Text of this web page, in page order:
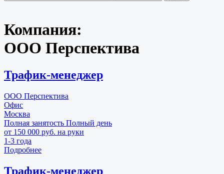
Компания:
ООО Перспектива
Трафик-менеджер
ООО Перспектива
Офис
Москва
Полная занятость Полный день
от 150 000 руб. на руки
1-3 года
Подробнее
Трафик-менеджер